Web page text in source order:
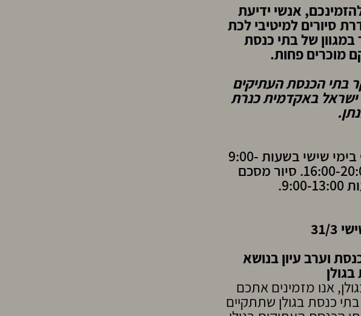
אנשי ידיעת
סיורים למיטיבי לכת
של בתי כנסת
מוכרים פחות.
בתי הכנסת העתיקים
ישראל באקדמית כנרת
הסיורים יתקיימו אחת לחודש. בשעון חורף בימי שישי בשעות 9:00-
13:00, בשעון קיץ בימי חמישי בשעות 16:00-20:00. סיור מסכם
3
וערב עיון בנושא
אנו מזמינים אתכם
כנסת בגולן שתתקיים